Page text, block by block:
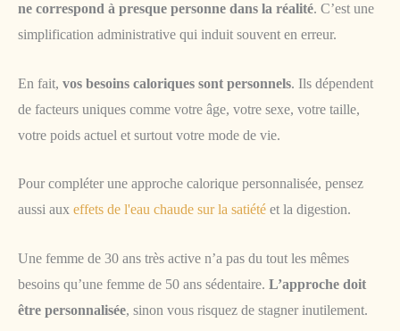
ne correspond à presque personne dans la réalité. C’est une
simplification administrative qui induit souvent en erreur.
En fait, vos besoins caloriques sont personnels. Ils dépendent
de facteurs uniques comme votre âge, votre sexe, votre taille,
votre poids actuel et surtout votre mode de vie.
Pour compléter une approche calorique personnalisée, pensez
aussi aux effets de l'eau chaude sur la satiété et la digestion.
Une femme de 30 ans très active n’a pas du tout les mêmes
besoins qu’une femme de 50 ans sédentaire. L’approche doit
être personnalisée, sinon vous risquez de stagner inutilement.